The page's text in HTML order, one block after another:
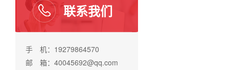
联系我们
手 机：19279864570
邮 箱：40045692@qq.com